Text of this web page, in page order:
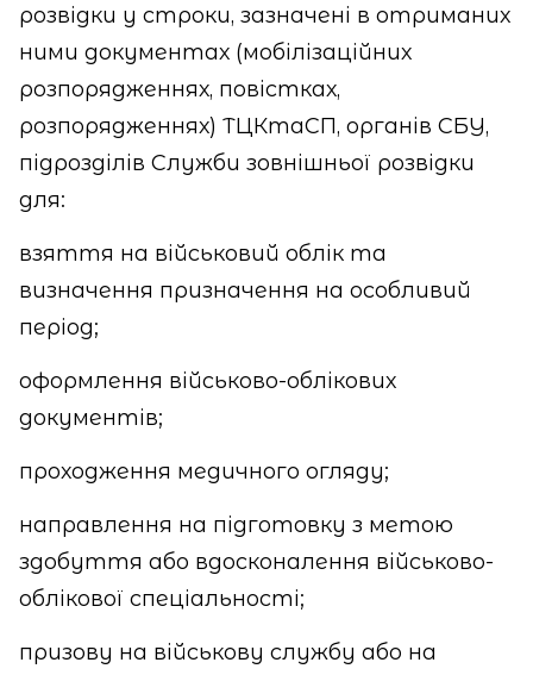
розвідки у строки, зазначені в отриманих
ними документах (мобілізаційних
розпорядженнях, повістках,
розпорядженнях) ТЦКтаСП, органів СБУ,
підрозділів Служби зовнішньої розвідки
для:
взяття на військовий облік та
визначення призначення на особливий
період;
оформлення військово-облікових
документів;
проходження медичного огляду;
направлення на підготовку з метою
здобуття або вдосконалення військово-
облікової спеціальності;
призову на військову службу або на